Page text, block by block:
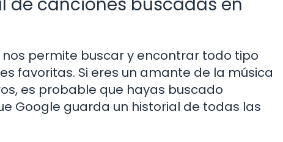
permite buscar y encontrar todo tipo
favoritas. Si eres un amante de la música
es probable que hayas buscado
Google guarda un historial de todas las